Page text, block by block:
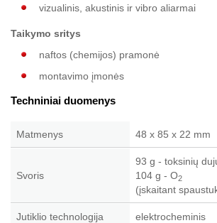
vizualinis, akustinis ir vibro aliarmai
Taikymo sritys
naftos (chemijos) pramonė
montavimo įmonės
Techniniai duomenys
Matmenys 48 x 85 x 22 mm
Svoris
93 g - toksinių
104 g - O2
(įskaitant
Jutiklio technologija elektrocheminis